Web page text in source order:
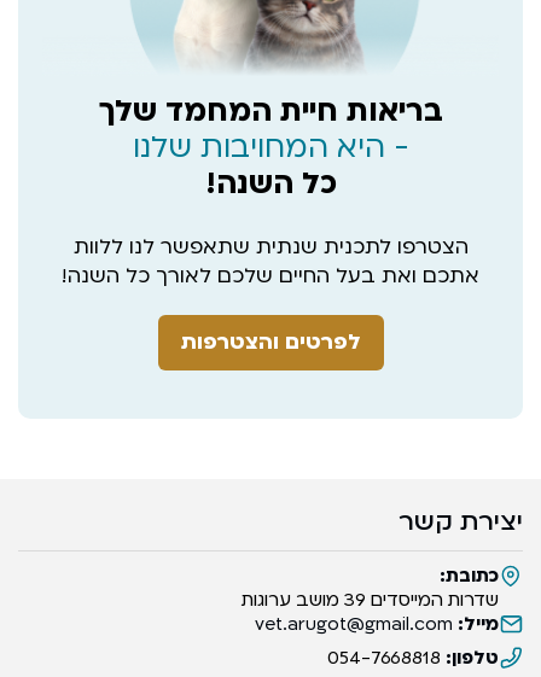
בריאות חיית המחמד שלך
- היא המחויבות שלנו
כל השנה!
הצטרפו לתכנית שנתית שתאפשר לנו ללוות
אתכם ואת בעל החיים שלכם לאורך כל השנה!
לפרטים והצטרפות
יצירת קשר
כתובת:
שדרות המייסדים 39 מושב ערוגות
מייל: vet.arugot@gmail.com
טלפון: 054-7668818